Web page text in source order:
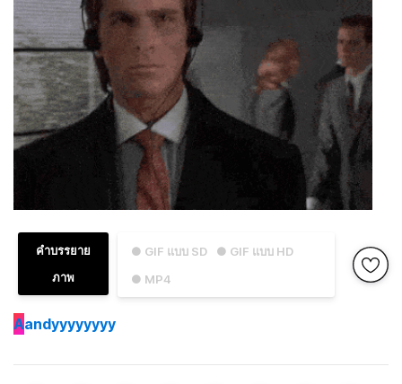
● GIF แบบ SD
● GIF แบบ HD
● MP4
คำบรรยาย
ภาพ
Aandyyyyyyyy